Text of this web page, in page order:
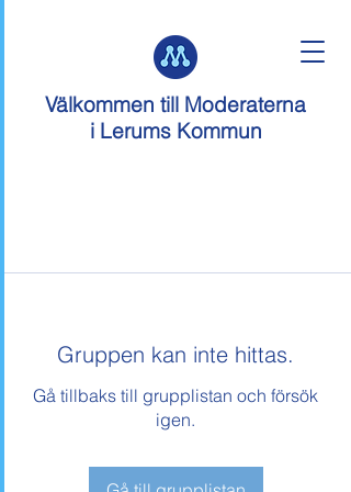
Välkommen till Moderaterna
i Lerums Kommun
Gruppen kan inte hittas.
Gå tillbaks till grupplistan och försök
igen.